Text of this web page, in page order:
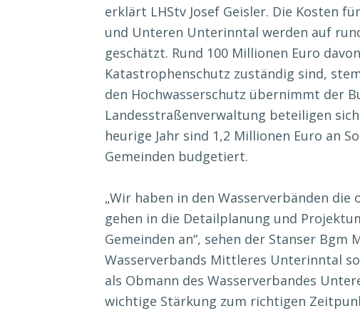
erklärt LHStv Josef Geisler. Die Kosten
und Unteren Unterinntal werden auf
geschätzt. Rund 100 Millionen Euro
Katastrophenschutz zuständig sind,
den Hochwasserschutz übernimmt der
Landesstraßenverwaltung beteiligen
heurige Jahr sind 1,2 Millionen Euro an
Gemeinden budgetiert.
„Wir haben in den Wasserverbänden
gehen in die Detailplanung und
Gemeinden an“, sehen der Stanser Bgm
Wasserverbands Mittleres Unterinntal
als Obmann des Wasserverbandes
wichtige Stärkung zum richtigen